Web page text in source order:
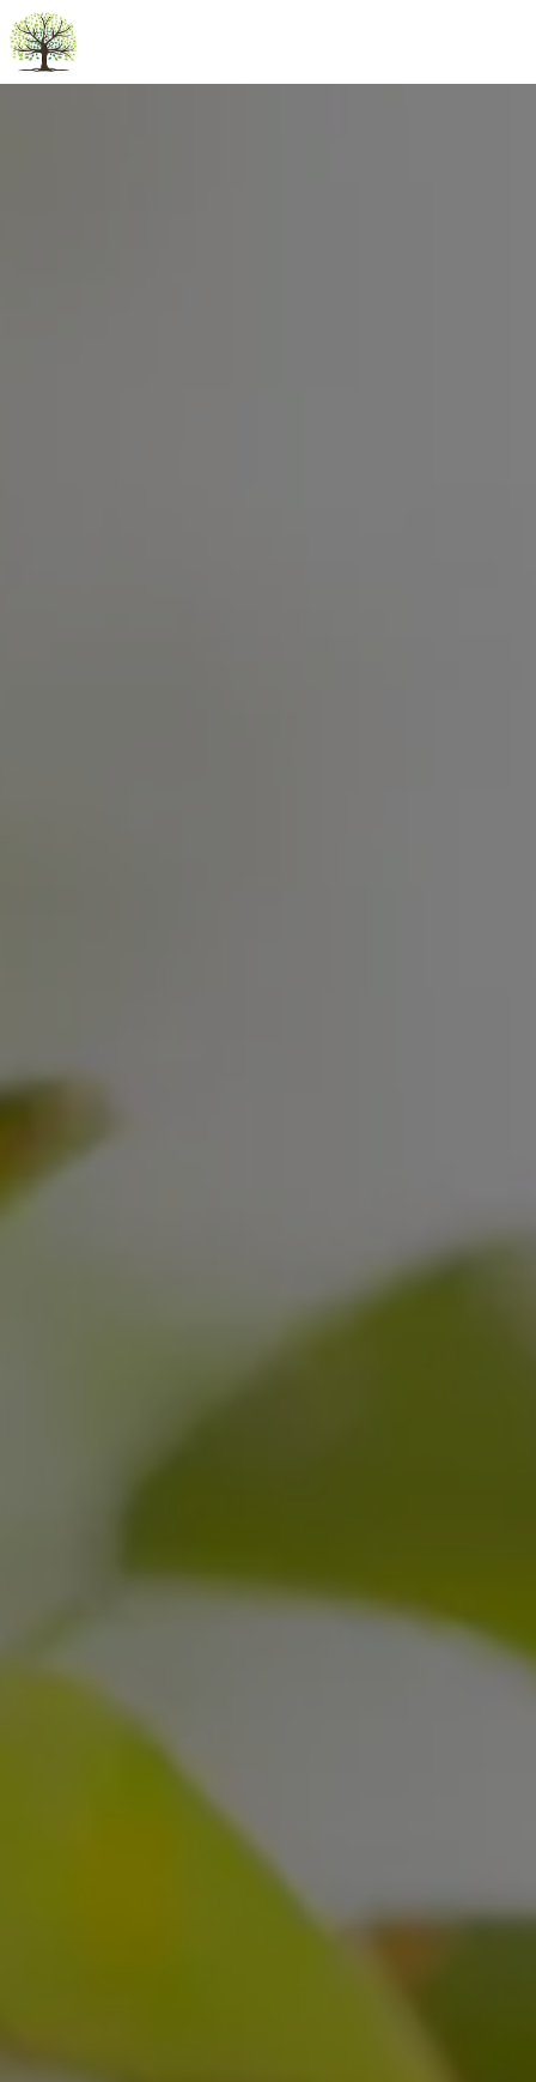
Panneau de gestion des cookies